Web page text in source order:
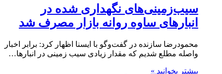
سیب‌زمینی‌های نگهداری شده در
انبارهای ساوه روانه بازار مصرف شد
محمودرضا سازنده در گفت‌وگو با ایسنا اظهار کرد: برابر اخبار
واصله مطلع شدیم که مقدار زیادی سیب زمینی در انبارها…
بیشتر بخوانید »